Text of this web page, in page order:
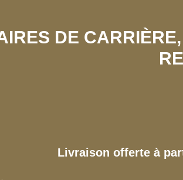
DE
Livraison offerte à